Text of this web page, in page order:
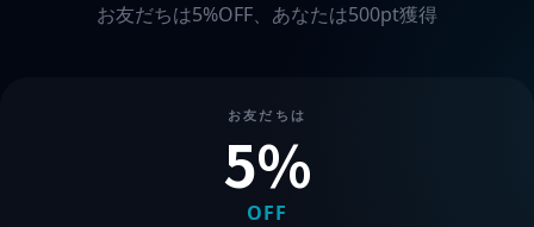
お友だちは5%OFF、あなたは500pt獲得
お友だちは
5%
OFF